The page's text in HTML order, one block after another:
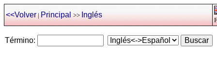
<<Volver|Principal >>Inglés
Término: